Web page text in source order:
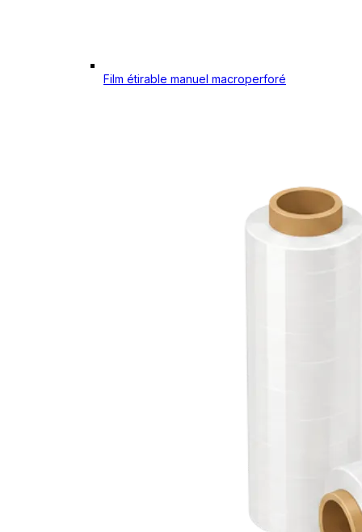
Film étirable manuel macroperforé